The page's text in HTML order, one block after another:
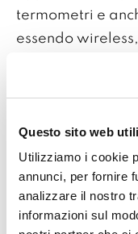
Questo sito web
Utilizziamo i cookie
annunci, per fornire
analizzare il nostro
informazioni sul
termometri e
essendo
tecnologia e,
custodire i dati
sviluppato per
case di riposo
ospiti di avere un
momento della